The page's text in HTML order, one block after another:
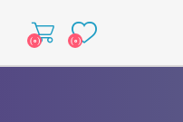
(۰) (۰)